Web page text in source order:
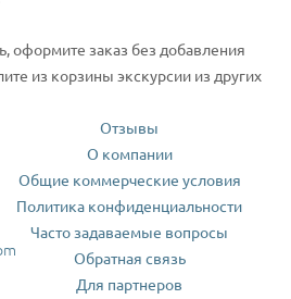
оформите заказ без добавления
из корзины экскурсии из других
Отзывы
О компании
Общие коммерческие условия
Политика конфиденциальности
Часто задаваемые вопросы
Обратная связь
Для партнеров